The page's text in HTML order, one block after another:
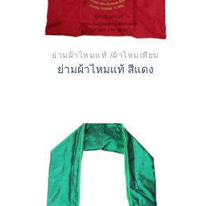
ย่ามผ้าไหมแท้ /ผ้าไหมเทียม
ย่ามผ้าไหมแท้ สีแดง